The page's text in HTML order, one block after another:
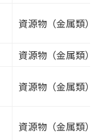
資源物（金属類）
資源物（金属類）
資源物（金属類）
資源物（金属類）